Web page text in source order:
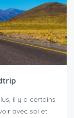
il y a certains
avec soi et